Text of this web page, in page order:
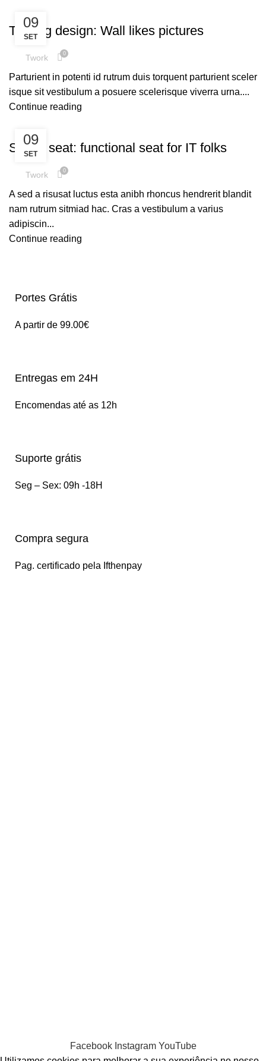
09
SET
The big design: Wall likes pictures
Twork 0
Parturient in potenti id rutrum duis torquent parturient sceler
isque sit vestibulum a posuere scelerisque viverra urna....
Continue reading
09
SET
Sweet seat: functional seat for IT folks
Twork 0
A sed a risusat luctus esta anibh rhoncus hendrerit blandit
nam rutrum sitmiad hac. Cras a vestibulum a varius
adipiscin...
Continue reading
Portes Grátis
A partir de 99.00€
Entregas em 24H
Encomendas até as 12h
Suporte grátis
Seg – Sex: 09h -18H
Compra segura
Pag. certificado pela Ifthenpay
Facebook Instagram YouTube